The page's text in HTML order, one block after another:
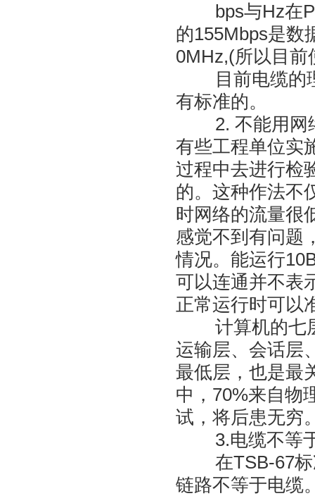
bps与Hz在
的155Mbps是数
0MHz,(所以目前
目前电缆的理
有标准的。
2. 不能用网络
有些工程单位实
过程中去进行检
的。这种作法不
时网络的流量很
感觉不到有问题
情况。能运行
可以连通并不表
正常运行时可以
计算机的七层
运输层、会话层
最低层，也是最
中，70%来自物
试，将后患无穷
3.电缆不等于
在TSB-67标
链路不等于电缆